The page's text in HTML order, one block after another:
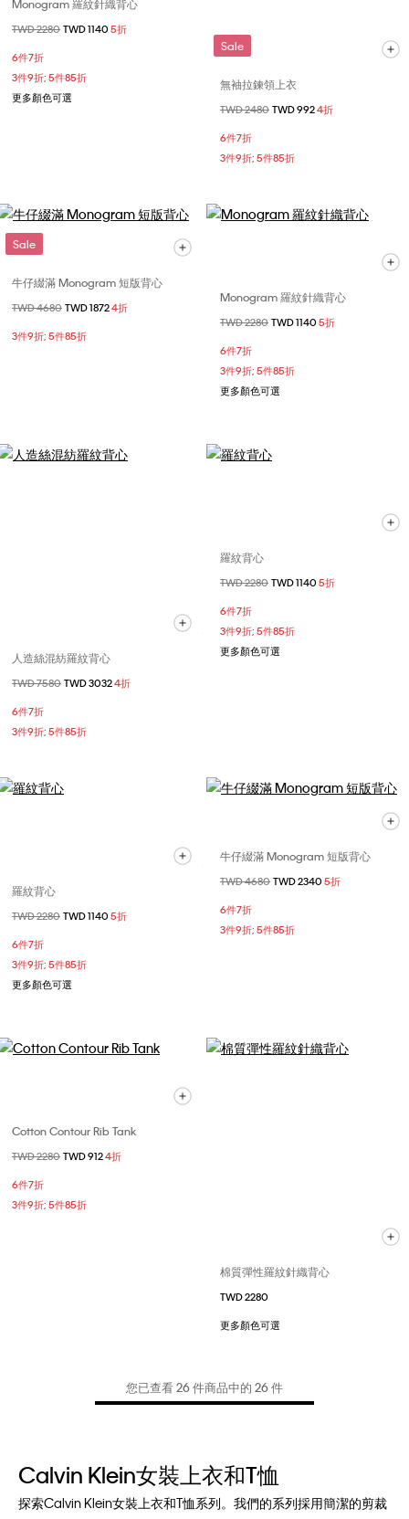
Monogram 羅紋針織背心
價格扣減從
TWD 2280 至
TWD 1140 5折
6件7折
3件9折; 5件85折
更多顏色可選
Sale
無袖拉鍊領上衣
價格扣減從
TWD 2480 至
TWD 9924折
6件7折
3件9折; 5件85折
Sale
牛仔綴滿 Monogram 短版背心
價格扣減從
TWD 4680 至
TWD 18724折
3件9折; 5件85折
Monogram 羅紋針織背心
價格扣減從
TWD 2280 至
TWD 1140 5折
6件7折
3件9折; 5件85折
更多顏色可選
人造絲混紡羅紋背心
價格扣減從
TWD 7580 至
TWD 30324折
6件7折
3件9折; 5件85折
羅紋背心
價格扣減從
TWD 2280 至
TWD 1140 5折
6件7折
3件9折; 5件85折
更多顏色可選
羅紋背心
價格扣減從
TWD 2280 至
TWD 1140 5折
6件7折
3件9折; 5件85折
更多顏色可選
牛仔綴滿 Monogram 短版背心
價格扣減從
TWD 4680 至
TWD 2340 5折
6件7折
3件9折; 5件85折
Cotton Contour Rib Tank
價格扣減從
TWD 2280 至
TWD 9124折
6件7折
3件9折; 5件85折
棉質彈性羅紋針織背心
TWD 2280
更多顏色可選
您已查看 26 件商品中的 26 件
Calvin Klein女裝上衣和T恤
探索Calvin Klein女裝上衣和T恤系列。我們的系列採用簡潔的剪裁